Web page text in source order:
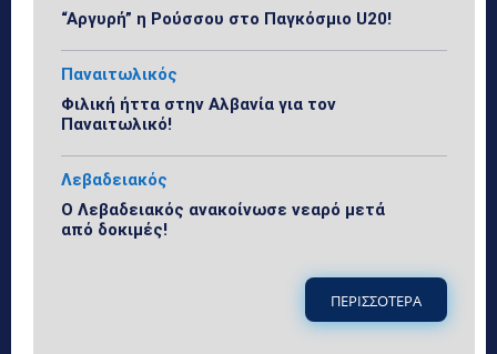
“Αργυρή” η Ρούσσου στο Παγκόσμιο U20!
Παναιτωλικός
Φιλική ήττα στην Αλβανία για τον
Παναιτωλικό!
Λεβαδειακός
Ο Λεβαδειακός ανακοίνωσε νεαρό μετά
από δοκιμές!
ΠΕΡΙΣΣΟΤΕΡΑ